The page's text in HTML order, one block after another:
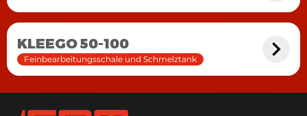
KLEEGO 50-100
Feinbearbeitungsschale und Schmelztank